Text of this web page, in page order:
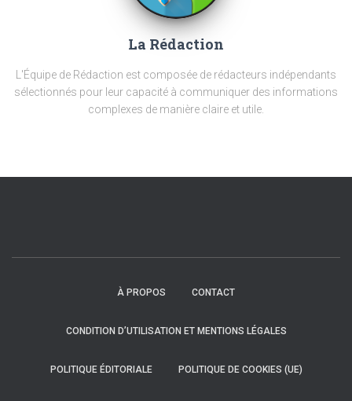
La Rédaction
L'Équipe de Rédaction est composée de rédacteurs indépendants
sélectionnés pour leur capacité à communiquer des informations
complexes de manière claire et utile.
À PROPOS CONTACT
CONDITION D’UTILISATION ET MENTIONS LÉGALES
POLITIQUE ÉDITORIALE POLITIQUE DE COOKIES (UE)